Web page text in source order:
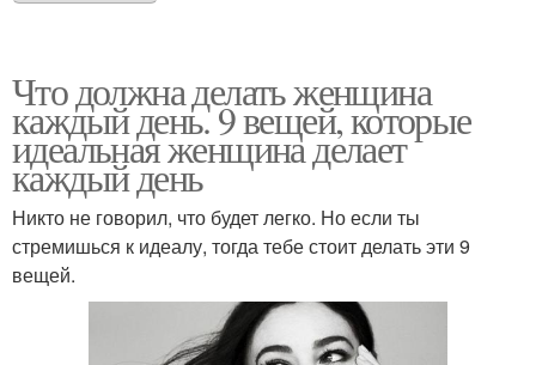
Что должна делать женщина
каждый день. 9 вещей, которые
идеальная женщина делает
каждый день
Никто не говорил, что будет легко. Но если ты
стремишься к идеалу, тогда тебе стоит делать эти 9
вещей.